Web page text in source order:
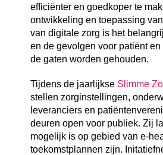
efficiënter en goedkoper te
ontwikkeling en toepassing
van digitale zorg is het
en de gevolgen voor patiënt
de gaten worden gehouden.
Tijdens de jaarlijkse Slimme
stellen zorginstellingen,
leveranciers en
deuren open voor publiek. Zij
mogelijk is op gebied van e-
toekomstplannen zijn.